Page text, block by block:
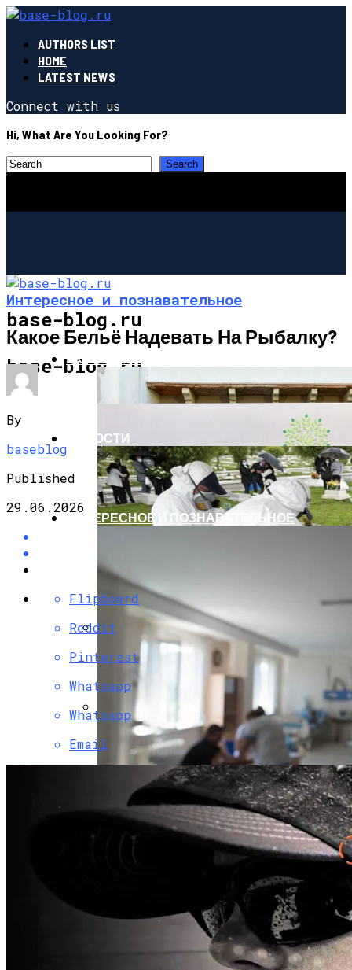
AUTHORS LIST
HOME
LATEST NEWS
Connect with us
Hi, What Are You Looking For?
base-blog.ru
base-blog.ru
ЭКОНОМИКА И ПОЛИТИКА
G7 Договорились Регулировать
Искусственный Интеллект
НОВОСТИ
Коронавирус В США Оказался
Смертоноснее «испанки» 1918 Года
ИНТЕРЕСНОЕ И ПОЗНАВАТЕЛЬНОЕ
В Днепре Произошло Массовое
Отравление
Интересное и познавательное
Какое Бельё Надевать На Рыбалку?
By
baseblog
Published
29.06.2026
Flipboard
Reddit
Pinterest
Whatsapp
Whatsapp
Email